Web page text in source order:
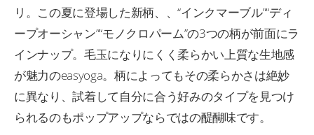
リ。この夏に登場した新柄、、“インクマーブル”“ディ
ープオーシャン”“モノクロパーム”の3つの柄が前面にラ
インナップ。毛玉になりにくく柔らかい上質な生地感
が魅力のeasyoga。柄によってもその柔らかさは絶妙
に異なり、試着して自分に合う好みのタイプを見つけ
られるのもポップアップならではの醍醐味です。